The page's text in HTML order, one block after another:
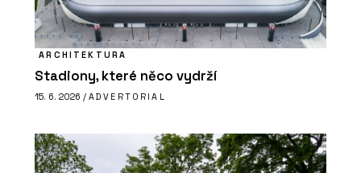
ARCHITEKTURA
Stadiony, které něco vydrží
15. 6. 2026 / ADVERTORIAL